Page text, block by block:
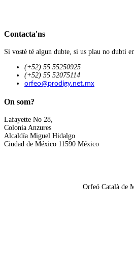
Contacta'ns
Si vostè té algun dubte, si us plau no dubti
(+52) 55 55250925
(+52) 55 52075114
orfeo@prodigy.net.mx
On som?
Lafayette No 28,
Colonia Anzures
Alcaldía Miguel Hidalgo
Ciudad de México 11590 México
Orfeó Català de